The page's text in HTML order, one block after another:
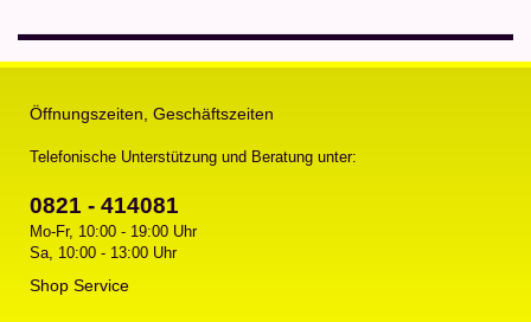
Öffnungszeiten, Geschäftszeiten
Telefonische Unterstützung und Beratung unter:
0821 - 414081
Mo-Fr, 10:00 - 19:00 Uhr
Sa, 10:00 - 13:00 Uhr
Shop Service